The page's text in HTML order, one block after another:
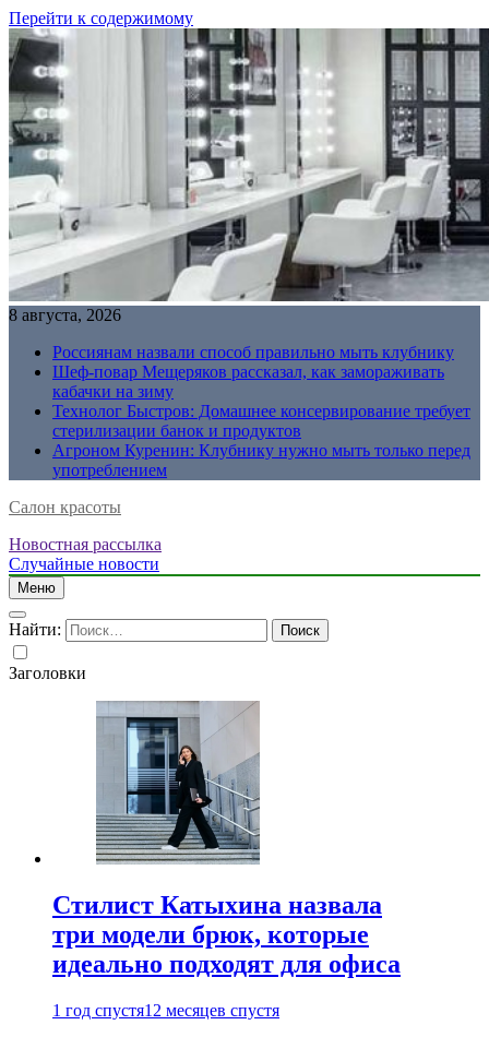
Перейти к содержимому
8 августа, 2026
Россиянам назвали способ правильно мыть клубнику
Шеф-повар Мещеряков рассказал, как замораживать
кабачки на зиму
Технолог Быстров: Домашнее консервирование требует
стерилизации банок и продуктов
Агроном Куренин: Клубнику нужно мыть только перед
употреблением
Салон красоты
Новостная рассылка
Случайные новости
Меню
Найти:
Заголовки
Стилист Катыхина назвала
три модели брюк, которые
идеально подходят для офиса
1 год спустя12 месяцев спустя